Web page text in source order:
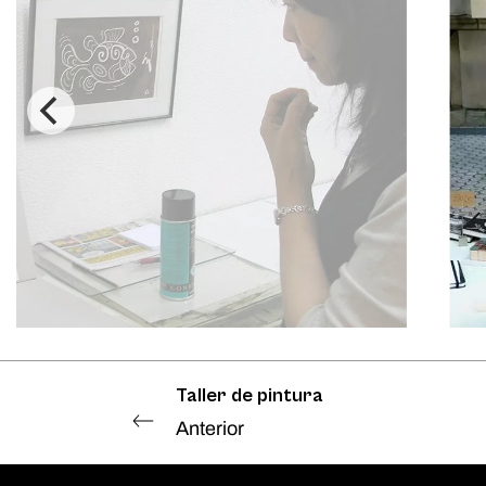
Taller de pintura
Anterior